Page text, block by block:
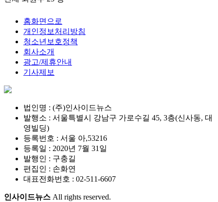
홈화면으로
개인정보처리방침
청소년보호정책
회사소개
광고/제휴안내
기사제보
법인명 : (주)인사이드뉴스
발행소 : 서울특별시 강남구 가로수길 45, 3층(신사동, 대
영빌딩)
등록번호 : 서울 아,53216
등록일 : 2020년 7월 31일
발행인 : 구충길
편집인 : 손화연
대표전화번호 : 02-511-6607
인사이드뉴스 All rights reserved.